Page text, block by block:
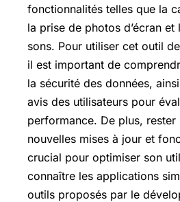
fonctionnalités telles que la
la prise de photos d’écran et
sons. Pour utiliser cet outil
il est important de
la sécurité des données,
avis des utilisateurs pour
performance. De plus,
nouvelles mises à jour et
crucial pour optimiser son
connaître les applications
outils proposés par le